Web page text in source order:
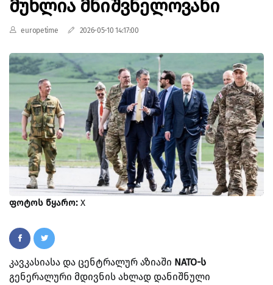
Მუხლია Მნიშვნელოვანი
europetime 2026-05-10 14:17:00
ფოტოს წყარო: X
კავკასიასა და ცენტრალურ აზიაში NATO-ს
გენერალური მდივნის ახლად დანიშნული